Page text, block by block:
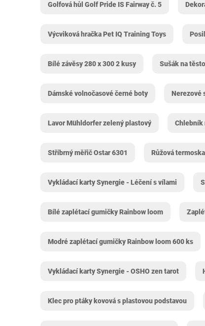
Golfová hůl Golf Pride IS Fairway č. 5
Výcviková hračka Pet IQ Training Toys
Bílé závěsy 280 x 300 2 kusy Sušák na
Dámské volnočasové černé boty Nerezové
Lavor Mühldorfer zelený plastový Chlebník
Stříbrný měřič Ostar 6301 Růžová
Vykládací karty Synergie - Léčení s vílami
Bílé zaplétací gumičky Rainbow loom
Modré zaplétací gumičky Rainbow loom 600 ks
Vykládací karty Synergie - OSHO zen tarot
Klec pro ptáky kovová s plastovou podstavou